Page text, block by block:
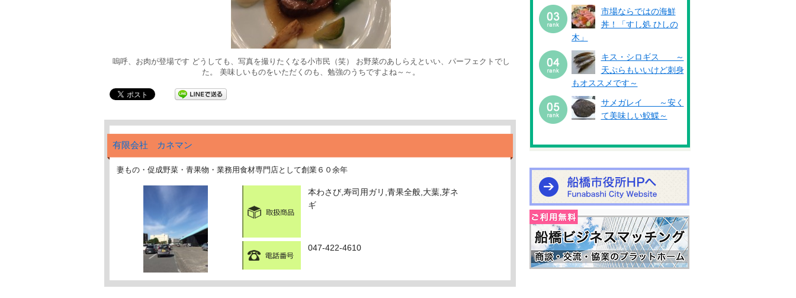
嗚呼、お肉が登場です どうしても、写真を撮りたくなる小市民（笑） お野菜のあしらえといい、パーフェクトでし
た。 美味しいものをいただくのも、勉強のうちですよね～～。
有限会社 カネマン
妻もの・促成野菜・青果物・業務用食材専門店として創業６０余年
本わさび,寿司用ガリ,青果全般,大葉,芽ネ
ギ
047-422-4610
市場ならではの海鮮
丼！「すし処 ひしの
木」
キス・シロギス ～
天ぷらもいいけど刺身
もオススメです～
サメガレイ ～安く
て美味しい鮫鰈～